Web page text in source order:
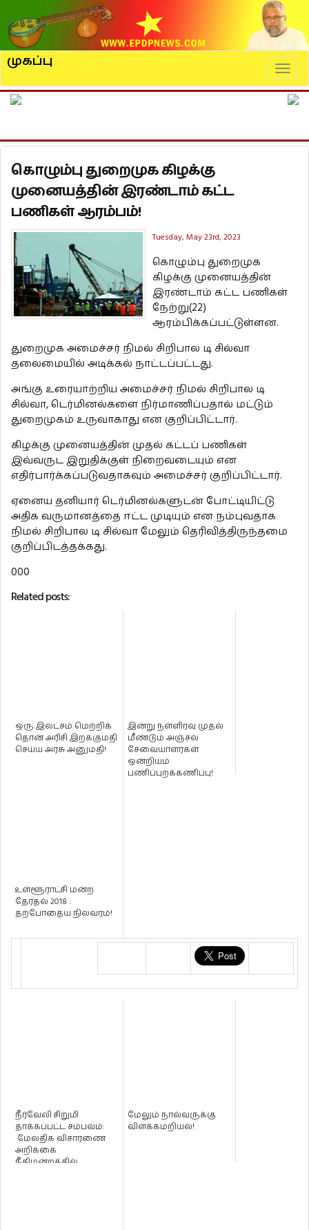
முகப்பு
கொழும்பு துறைமுக கிழக்கு
முனையத்தின் இரண்டாம் கட்ட
பணிகள் ஆரம்பம்!
Tuesday, May 23rd, 2023
கொழும்பு துறைமுக
கிழக்கு முனையத்தின்
இரண்டாம் கட்ட பணிகள்
நேற்று(22)
ஆரம்பிக்கப்பட்டுள்ளன.
துறைமுக அமைச்சர் நிமல் சிறிபால டி சில்வா
தலைமையில் அடிக்கல் நாட்டப்பட்டது.
அங்கு உரையாற்றிய அமைச்சர் நிமல் சிறிபால டி
சில்வா, டெர்மினல்களை நிர்மாணிப்பதால் மட்டும்
துறைமுகம் உருவாகாது என குறிப்பிட்டார்.
கிழக்கு முனையத்தின் முதல் கட்டப் பணிகள்
இவ்வருட இறுதிக்குள் நிறைவடையும் என
எதிர்பார்க்கப்படுவதாகவும் அமைச்சர் குறிப்பிட்டார்.
ஏனைய தனியார் டெர்மினல்களுடன் போட்டியிட்டு
அதிக வருமானத்தை ஈட்ட முடியும் என நம்புவதாக
நிமல் சிறிபால டி சில்வா மேலும் தெரிவித்திருந்தமை
குறிப்பிடத்தக்கது.
000
Related posts:
ஒரு இலட்சம் மெற்றிக்
தொன் அரிசி இறக்குமதி
செய்ய அரசு அனுமதி!
இன்று நள்ளிரவு முதல்
மீண்டும் அஞ்சல்
சேவையாளர்கள்
ஒன்றியம்
பணிப்புறக்கணிப்பு!
உள்ளூராட்சி மன்ற
தேர்தல் 2018 :
தற்போதைய நிலவரம்!
நீர்வேலி சிறுமி
தாக்கப்பட்ட சம்பவம்:
மேலதிக விசாரணை
அறிக்கை
நீதிமன்றத்தில்
மேலும் நால்வருக்கு
விளக்கமறியல்!